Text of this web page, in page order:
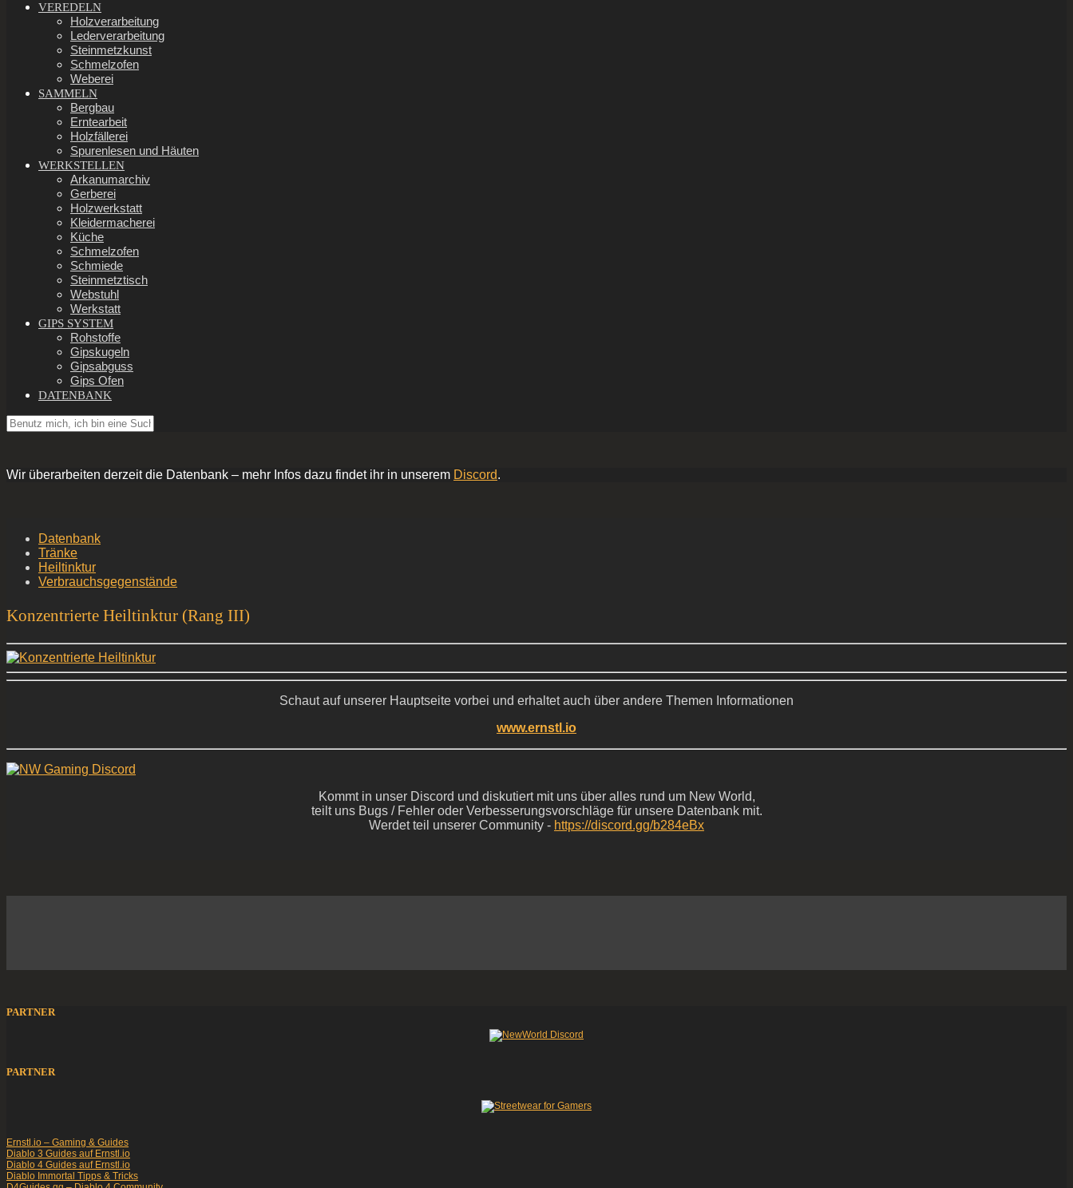
VEREDELN
Holzverarbeitung
Lederverarbeitung
Steinmetzkunst
Schmelzofen
Weberei
SAMMELN
Bergbau
Erntearbeit
Holzfällerei
Spurenlesen und Häuten
WERKSTELLEN
Arkanumarchiv
Gerberei
Holzwerkstatt
Kleidermacherei
Küche
Schmelzofen
Schmiede
Steinmetztisch
Webstuhl
Werkstatt
GIPS SYSTEM
Rohstoffe
Gipskugeln
Gipsabguss
Gips Ofen
DATENBANK
Wir überarbeiten derzeit die Datenbank – mehr Infos dazu findet ihr in unserem Discord.
Datenbank
Tränke
Heiltinktur
Verbrauchsgegenstände
Konzentrierte Heiltinktur (Rang III)
Schaut auf unserer Hauptseite vorbei und erhaltet auch über andere Themen Informationen
www.ernstl.io
Kommt in unser Discord und diskutiert mit uns über alles rund um New World,
teilt uns Bugs / Fehler oder Verbesserungsvorschläge für unsere Datenbank mit.
Werdet teil unserer Community - https://discord.gg/b284eBx
PARTNER
PARTNER
Ernstl.io – Gaming & Guides
Diablo 3 Guides auf Ernstl.io
Diablo 4 Guides auf Ernstl.io
Diablo Immortal Tipps & Tricks